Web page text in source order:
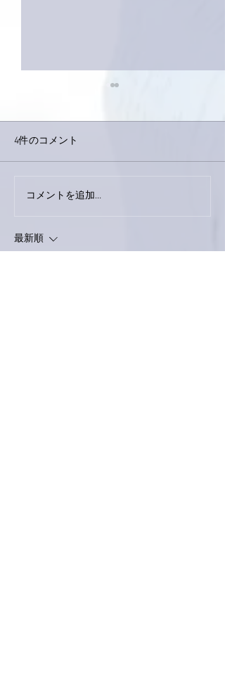
9月23日「amiism」リリー
4件のコメント
コメントを追加…
最新順